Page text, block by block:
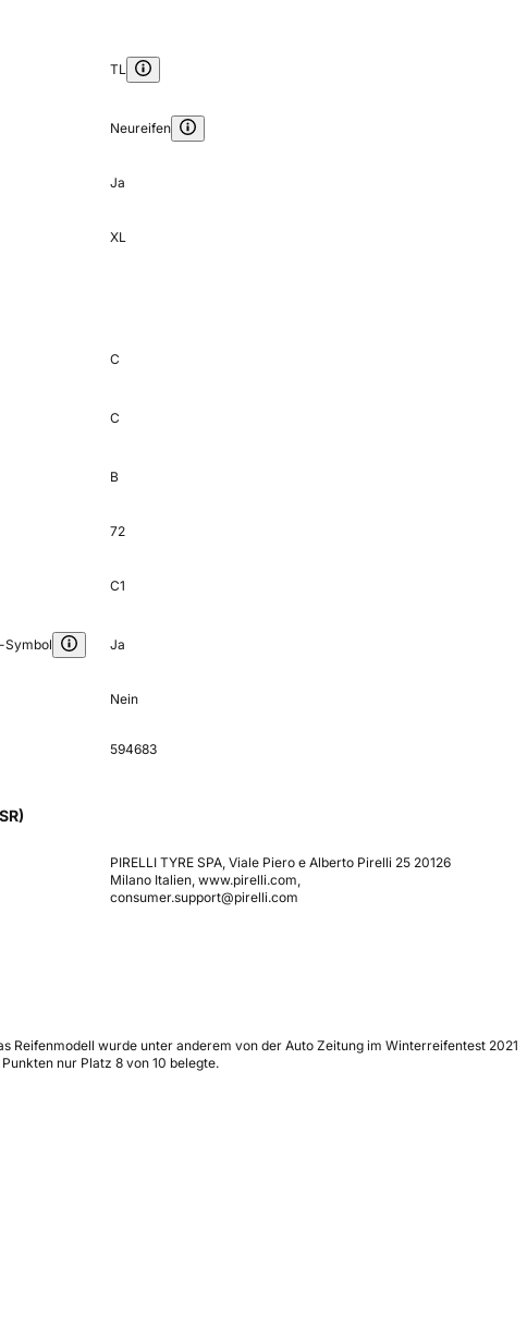
TL
Neureifen
Ja
XL
C
C
B
72
C1
Symbol Ja
Nein
594683
PIRELLI TYRE SPA, Viale Piero e Alberto Pirelli 25 20126
Milano Italien, www.pirelli.com,
consumer.support@pirelli.com
wurde unter anderem von der Auto Zeitung im Winterreifentest 2021
nur Platz 8 von 10 belegte.